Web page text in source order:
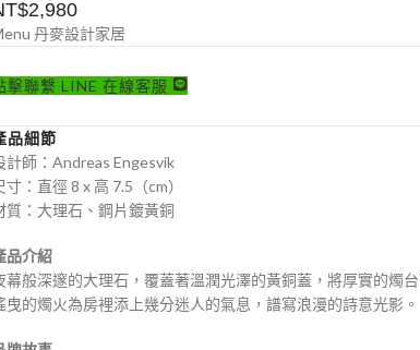
2,980
丹麥設計家居
擊聯繫 LINE 在線客服
品細節
計師：Andreas Engesvik
寸：直徑 8 x 高 7.5（cm）
質：大理石、鋼片鍍黃銅
品介紹
幕般深邃的大理石，覆蓋著溫潤光澤的黃銅蓋，將厚實的燭
曳的燭火為房裡添上幾分迷人的氣息，譜寫浪漫的詩意光影。